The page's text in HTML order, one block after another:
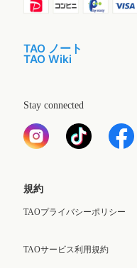
TAO ノート
TAO Wiki
Stay connected
規約
TAOプライバシーポリシー
TAOサービス利用規約